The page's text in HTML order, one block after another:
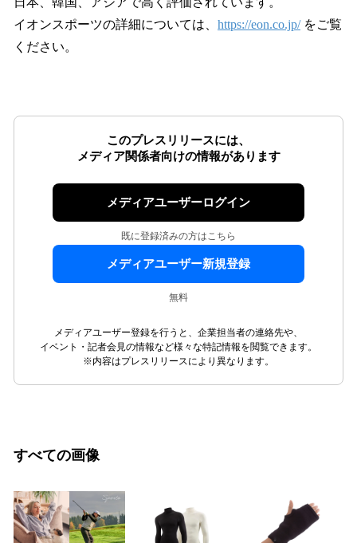
イオンスポーツの詳細については、 https://eon.co.jp/をご覧
ください。
このプレスリリースには、
メディア関係者向けの情報があります
メディアユーザーログイン
既に登録済みの方はこちら
メディアユーザー新規登録
無料
メディアユーザー登録を行うと、企業担当者の連絡先や、
イベント・記者会見の情報など様々な特記情報を閲覧できます。
※内容はプレスリリースにより異なります。
すべての画像